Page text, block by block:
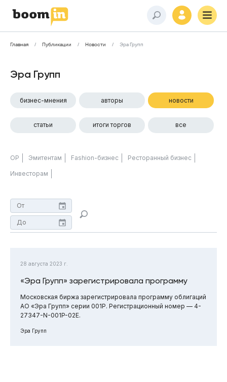
Главная Публикации Новости Эра Групп
Эра Групп
бизнес-мнения авторы новости
статьи итоги торгов все
ОР Эмитентам Fashion-бизнес Ресторанный бизнес
Инвесторам
28 августа 2023 г.
«Эра Групп» зарегистрировала программу
Московская биржа зарегистрировала программу облигаций
АО «Эра Групп» серии 001P. Регистрационный номер — 4-
27347-N-001P-02E.
Эра Групп